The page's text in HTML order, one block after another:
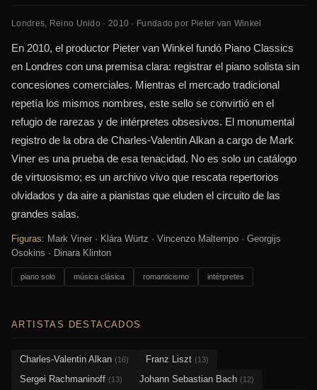
Londres, Reino Unido · 2010 · Fundado por Pieter van Winkel
En 2010, el productor Pieter van Winkel fundó Piano Classics
en Londres con una premisa clara: registrar el piano solista sin
concesiones comerciales. Mientras el mercado tradicional
repetía los mismos nombres, este sello se convirtió en el
refugio de rarezas y de intérpretes obsesivos. El monumental
registro de la obra de Charles-Valentin Alkan a cargo de Mark
Viner es una prueba de esa tenacidad. No es solo un catálogo
de virtuosismo; es un archivo vivo que rescata repertorios
olvidados y da aire a pianistas que eluden el circuito de las
grandes salas.
Figuras: Mark Viner · Klára Würtz · Vincenzo Maltempo · Georgijs
Osokins · Dinara Klinton
piano solo música clásica romanticismo intérpretes
ARTISTAS DESTACADOS
Charles-Valentin Alkan (16) Franz Liszt (13)
Sergei Rachmaninoff (13) Johann Sebastian Bach (12)